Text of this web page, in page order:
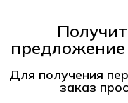
Для получения
заказ